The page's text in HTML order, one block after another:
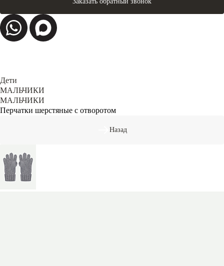
Дети
МАЛЬЧИКИ
МАЛЬЧИКИ
Перчатки шерстяные с отворотом
Назад